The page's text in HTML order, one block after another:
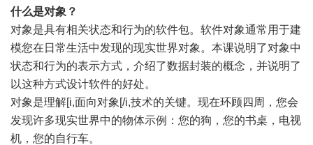
什么是对象？
对象是具有相关状态和行为的软件包。软件对象通常用于建
模您在日常生活中发现的现实世界对象。本课说明了对象中
状态和行为的表示方式，介绍了数据封装的概念，并说明了
以这种方式设计软件的好处。
对象是理解[i,面向对象[/i,技术的关键。现在环顾四周，您会
发现许多现实世界中的物体示例：您的狗，您的书桌，电视
机，您的自行车。